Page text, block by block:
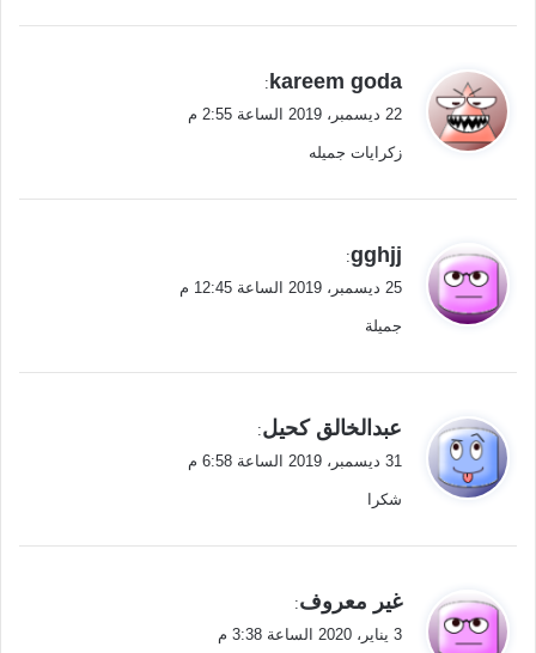
ي
ل
kareem goda
:
22 ديسمبر، 2019 الساعة 2:55 م
زكرايات جميله
ي
ل
gghjj
:
25 ديسمبر، 2019 الساعة 12:45 م
جميلة
ي
ل
عبدالخالق كحيل:
31 ديسمبر، 2019 الساعة 6:58 م
شكرا
ي
غير معروف:
3 يناير، 2020 الساعة 3:38 م